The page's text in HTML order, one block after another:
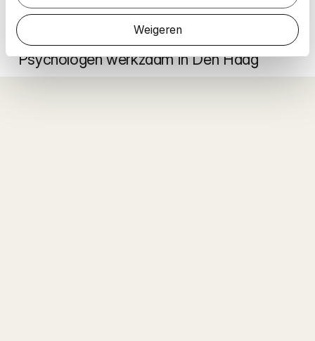
Weigeren
Psychologen werkzaam in Den Haag